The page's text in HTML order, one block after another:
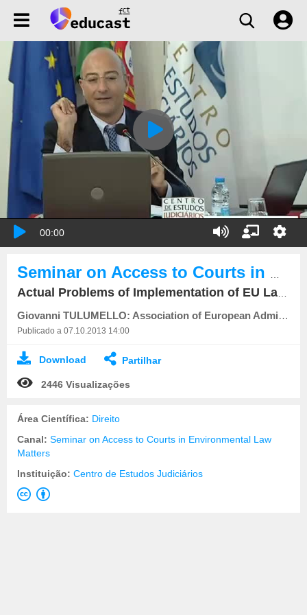
00:00
Actual Problems of Implementation of EU Law...
Giovanni TULUMELLO: Association of European Administrative Judges
Publicado a 07.10.2013 14:00
Download Partilhar
2446 Visualizações
Área Científica: Direito
Canal: Seminar on Access to Courts in Environmental Law
Matters
Instituição: Centro de Estudos Judiciários